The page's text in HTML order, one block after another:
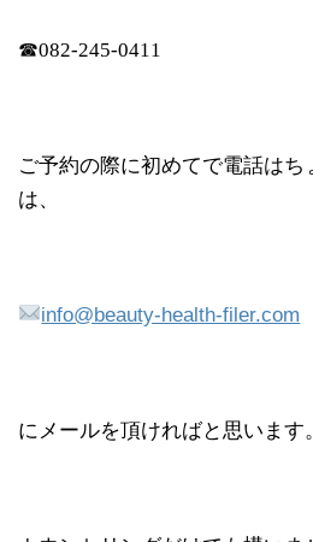
☎︎082-245-0411
ご予約の際に初めてで電話はち
は、
info@beauty-health-filer.com
にメールを頂ければと思います。